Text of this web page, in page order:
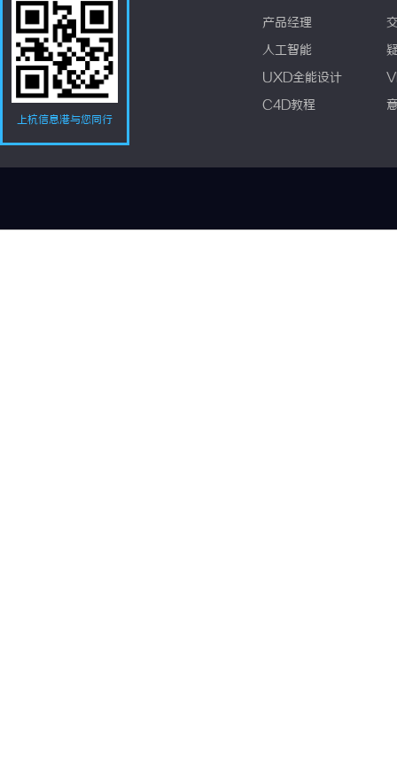
上杭信息港与您同行
产品经理
人工智能
UXD全能设计
C4D教程